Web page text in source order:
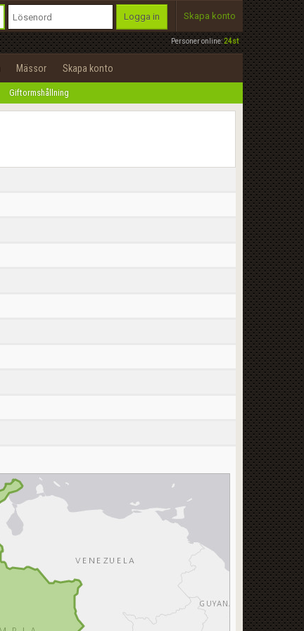
Personer online:24st
Logga in Skapa konto
Mässor Skapa konto
Giftormshållning